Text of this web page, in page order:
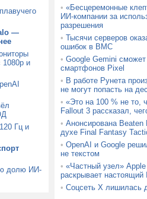
—
1080p и
Гц и
долю ИИ-
• «Бесцеремонные
ИИ-компании за
разрешения
• Тысячи серверов
ошибок в BMC
• Google Gemini
смартфонов Pixel
• В работе Рунета
не могут попасть на
• «Это на 100 % не то,
Fallout 3 рассказал,
• Анонсирована Beaten
духе Final Fantasy
• OpenAI и Google
не текстом
• «Частный узел»
раскрывает настоящий
• Соцсеть X лишилась